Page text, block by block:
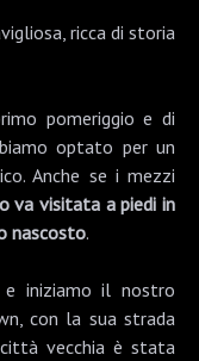
ricca di storia
pomeriggio e di
optato per un
Anche se i mezzi
va visitata a piedi in
nascosto.
iniziamo il nostro
, con la sua strada
vecchia è stata